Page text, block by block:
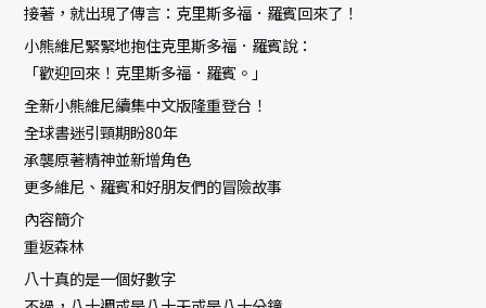
接著，就出現了傳言：克里斯多福．羅賓回來了！
小熊維尼緊緊地抱住克里斯多福．羅賓說：
「歡迎回來！克里斯多福．羅賓。」
全新小熊維尼續集中文版隆重登台！
全球書迷引頸期盼80年
承襲原著精神並新增角色
更多維尼、羅賓和好朋友們的冒險故事
內容簡介
重返森林
八十真的是一個好數字